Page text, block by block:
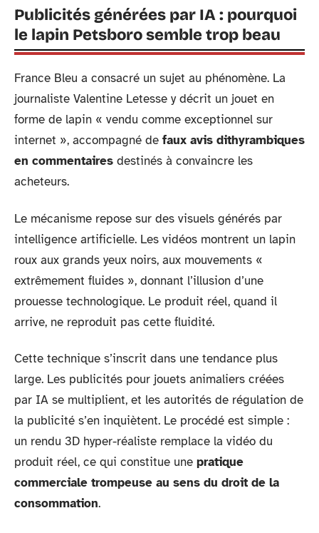
Publicités générées par IA : pourquoi
le lapin Petsboro semble trop beau
France Bleu a consacré un sujet au phénomène. La
journaliste Valentine Letesse y décrit un jouet en
forme de lapin « vendu comme exceptionnel sur
internet », accompagné de faux avis dithyrambiques
en commentaires destinés à convaincre les
acheteurs.
Le mécanisme repose sur des visuels générés par
intelligence artificielle. Les vidéos montrent un lapin
roux aux grands yeux noirs, aux mouvements «
extrêmement fluides », donnant l’illusion d’une
prouesse technologique. Le produit réel, quand il
arrive, ne reproduit pas cette fluidité.
Cette technique s’inscrit dans une tendance plus
large. Les publicités pour jouets animaliers créées
par IA se multiplient, et les autorités de régulation de
la publicité s’en inquiètent. Le procédé est simple :
un rendu 3D hyper-réaliste remplace la vidéo du
produit réel, ce qui constitue une pratique
commerciale trompeuse au sens du droit de la
consommation.